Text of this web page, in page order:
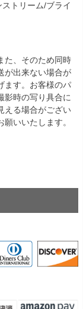
トリーム/ブライ
た、そのため同時
が出来ない場合が
ます。お客様のパ
影時の写り具合に
える場合がござい
いいたします。